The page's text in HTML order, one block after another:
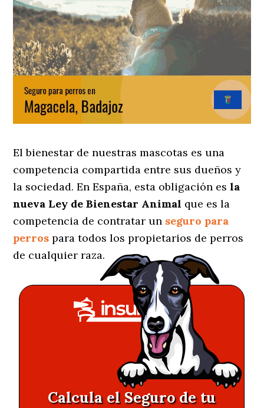
El bienestar de nuestras mascotas es una
competencia compartida entre sus dueños y
la sociedad. En España, esta obligación esla
nueva Ley de Bienestar Animal que es la
competencia de contratar un seguro para
perros para todos los propietarios de perros
de cualquier raza.
Calcula el Seguro de tu